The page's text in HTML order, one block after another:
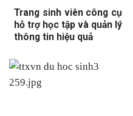
Trang sinh viên công cụ
hỗ trợ học tập và quản lý
thông tin hiệu quả